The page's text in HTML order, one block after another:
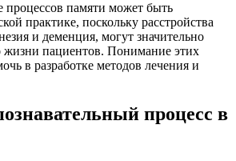
процессов памяти может быть
практике, поскольку расстройства
и деменция, могут значительно
жизни пациентов. Понимание этих
в разработке методов лечения и
процесс в